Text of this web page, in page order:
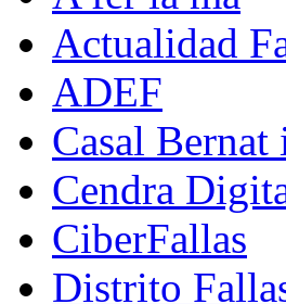
Actualidad
ADEF
Casal
Cendra
CiberFallas
Distrito